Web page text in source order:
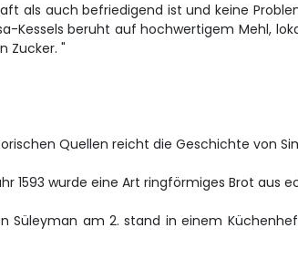
als auch befriedigend ist und keine
Kessels beruht auf hochwertigem Mehl,
Zucker. "
Quellen reicht die Geschichte von
1593 wurde eine Art ringförmiges Brot aus
Süleyman am 2. stand in einem